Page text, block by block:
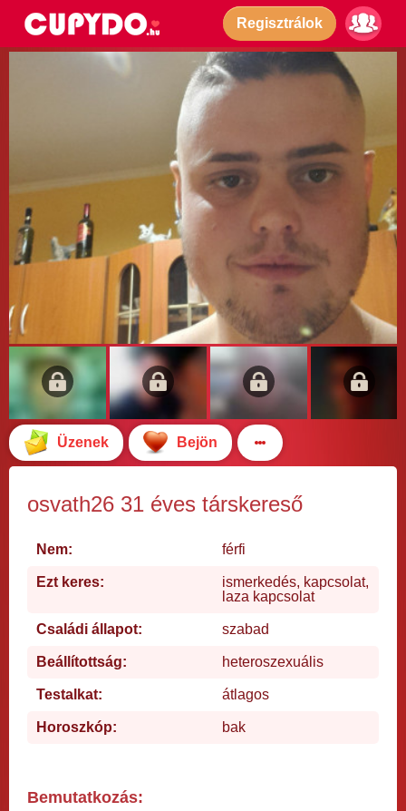
Regisztrálok
Üzenek Bejön
osvath26 31 éves társkereső
Nem: férfi
Ezt keres:
ismerkedés, kapcsolat,
laza kapcsolat
Családi állapot: szabad
Beállítottság: heteroszexuális
Testalkat: átlagos
Horoszkóp: bak
Bemutatkozás: